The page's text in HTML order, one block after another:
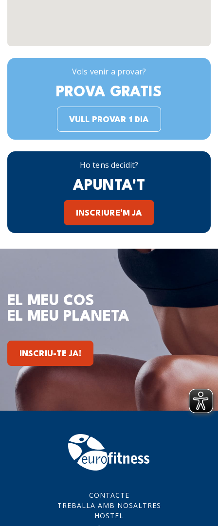
Vols venir a provar?
PROVA GRATIS
VULL PROVAR 1 DIA
Ho tens decidit?
APUNTA'T
INSCRIURE'M JA
EL MEU COS
EL MEU PLANETA
INSCRIU-TE JA!
CONTACTE
TREBALLA AMB NOSALTRES
HOSTEL